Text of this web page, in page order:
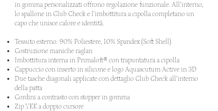
in gomma personalizzati offrono regolazione funzionale. All’interno,
lo spallone in Club Check e l’imbottitura a cipolla completano un
capo che unisce calore e identità.
Tessuto esterno: 90% Poliestere, 10% Spandex (Soft Shell)
Costruzione maniche raglan
Imbottitura interna in Primaloft® con trapuntatura a cipolla
Cappuccio con inserto in silicone e logo Aquascutum Active in 3D
Due tasche diagonali applicate con dettaglio Club Check all’interno
della patta
Cordini a contrasto con stopper in gomma
Zip YKK a doppio cursore